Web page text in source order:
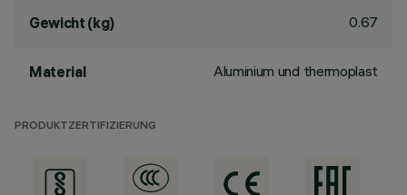
Gewicht (kg) 0.67
Material Aluminium und thermoplast
PRODUKTZERTIFIZIERUNG